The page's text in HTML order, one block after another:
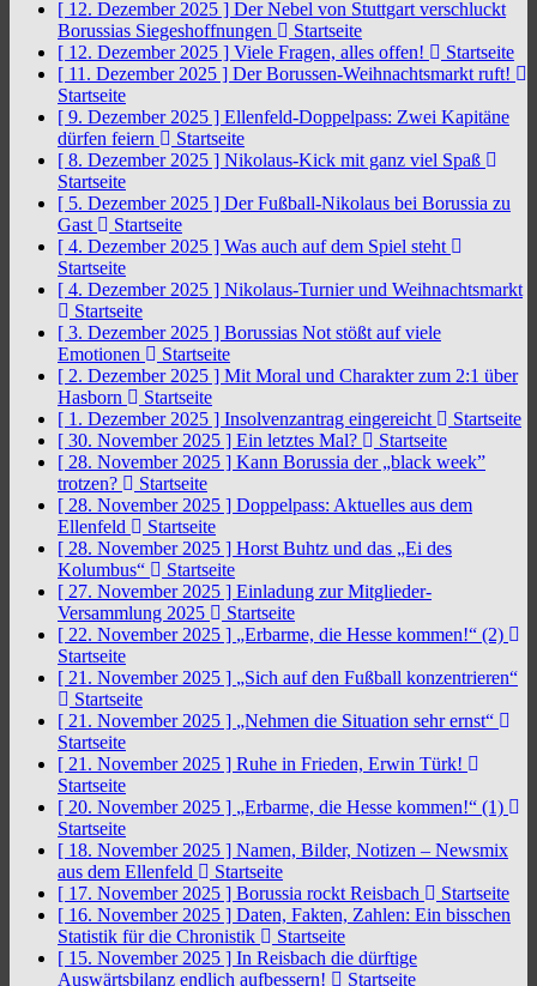
[ 12. Dezember 2025 ] Der Nebel von Stuttgart verschluckt
Borussias Siegeshoffnungen
Startseite
[ 12. Dezember 2025 ] Viele Fragen, alles offen!
Startseite
[ 11. Dezember 2025 ] Der Borussen-Weihnachtsmarkt ruft!
Startseite
[ 9. Dezember 2025 ] Ellenfeld-Doppelpass: Zwei Kapitäne
dürfen feiern
Startseite
[ 8. Dezember 2025 ] Nikolaus-Kick mit ganz viel Spaß
Startseite
[ 5. Dezember 2025 ] Der Fußball-Nikolaus bei Borussia zu
Gast
Startseite
[ 4. Dezember 2025 ] Was auch auf dem Spiel steht
Startseite
[ 4. Dezember 2025 ] Nikolaus-Turnier und Weihnachtsmarkt
Startseite
[ 3. Dezember 2025 ] Borussias Not stößt auf viele
Emotionen
Startseite
[ 2. Dezember 2025 ] Mit Moral und Charakter zum 2:1 über
Hasborn
Startseite
[ 1. Dezember 2025 ] Insolvenzantrag eingereicht
Startseite
[ 30. November 2025 ] Ein letztes Mal?
Startseite
[ 28. November 2025 ] Kann Borussia der „black week”
trotzen?
Startseite
[ 28. November 2025 ] Doppelpass: Aktuelles aus dem
Ellenfeld
Startseite
[ 28. November 2025 ] Horst Buhtz und das „Ei des
Kolumbus“
Startseite
[ 27. November 2025 ] Einladung zur Mitglieder-
Versammlung 2025
Startseite
[ 22. November 2025 ] „Erbarme, die Hesse kommen!“ (2)
Startseite
[ 21. November 2025 ] „Sich auf den Fußball konzentrieren“
Startseite
[ 21. November 2025 ] „Nehmen die Situation sehr ernst“
Startseite
[ 21. November 2025 ] Ruhe in Frieden, Erwin Türk!
Startseite
[ 20. November 2025 ] „Erbarme, die Hesse kommen!“ (1)
Startseite
[ 18. November 2025 ] Namen, Bilder, Notizen – Newsmix
aus dem Ellenfeld
Startseite
[ 17. November 2025 ] Borussia rockt Reisbach
Startseite
[ 16. November 2025 ] Daten, Fakten, Zahlen: Ein bisschen
Statistik für die Chronistik
Startseite
[ 15. November 2025 ] In Reisbach die dürftige
Auswärtsbilanz endlich aufbessern!
Startseite